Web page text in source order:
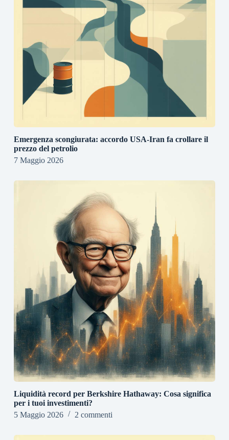
Emergenza scongiurata: accordo USA-Iran fa crollare il
prezzo del petrolio
7 Maggio 2026
Liquidità record per Berkshire Hathaway: Cosa significa
per i tuoi investimenti?
5 Maggio 2026
2 commenti